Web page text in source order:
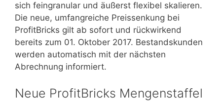
sich feingranular und äußerst flexibel skalieren.
Die neue, umfangreiche Preissenkung bei
ProfitBricks gilt ab sofort und rückwirkend
bereits zum 01. Oktober 2017. Bestandskunden
werden automatisch mit der nächsten
Abrechnung informiert.
Neue ProfitBricks Mengenstaffel